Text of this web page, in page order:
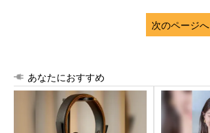
次のページへ
あなたにおすすめ